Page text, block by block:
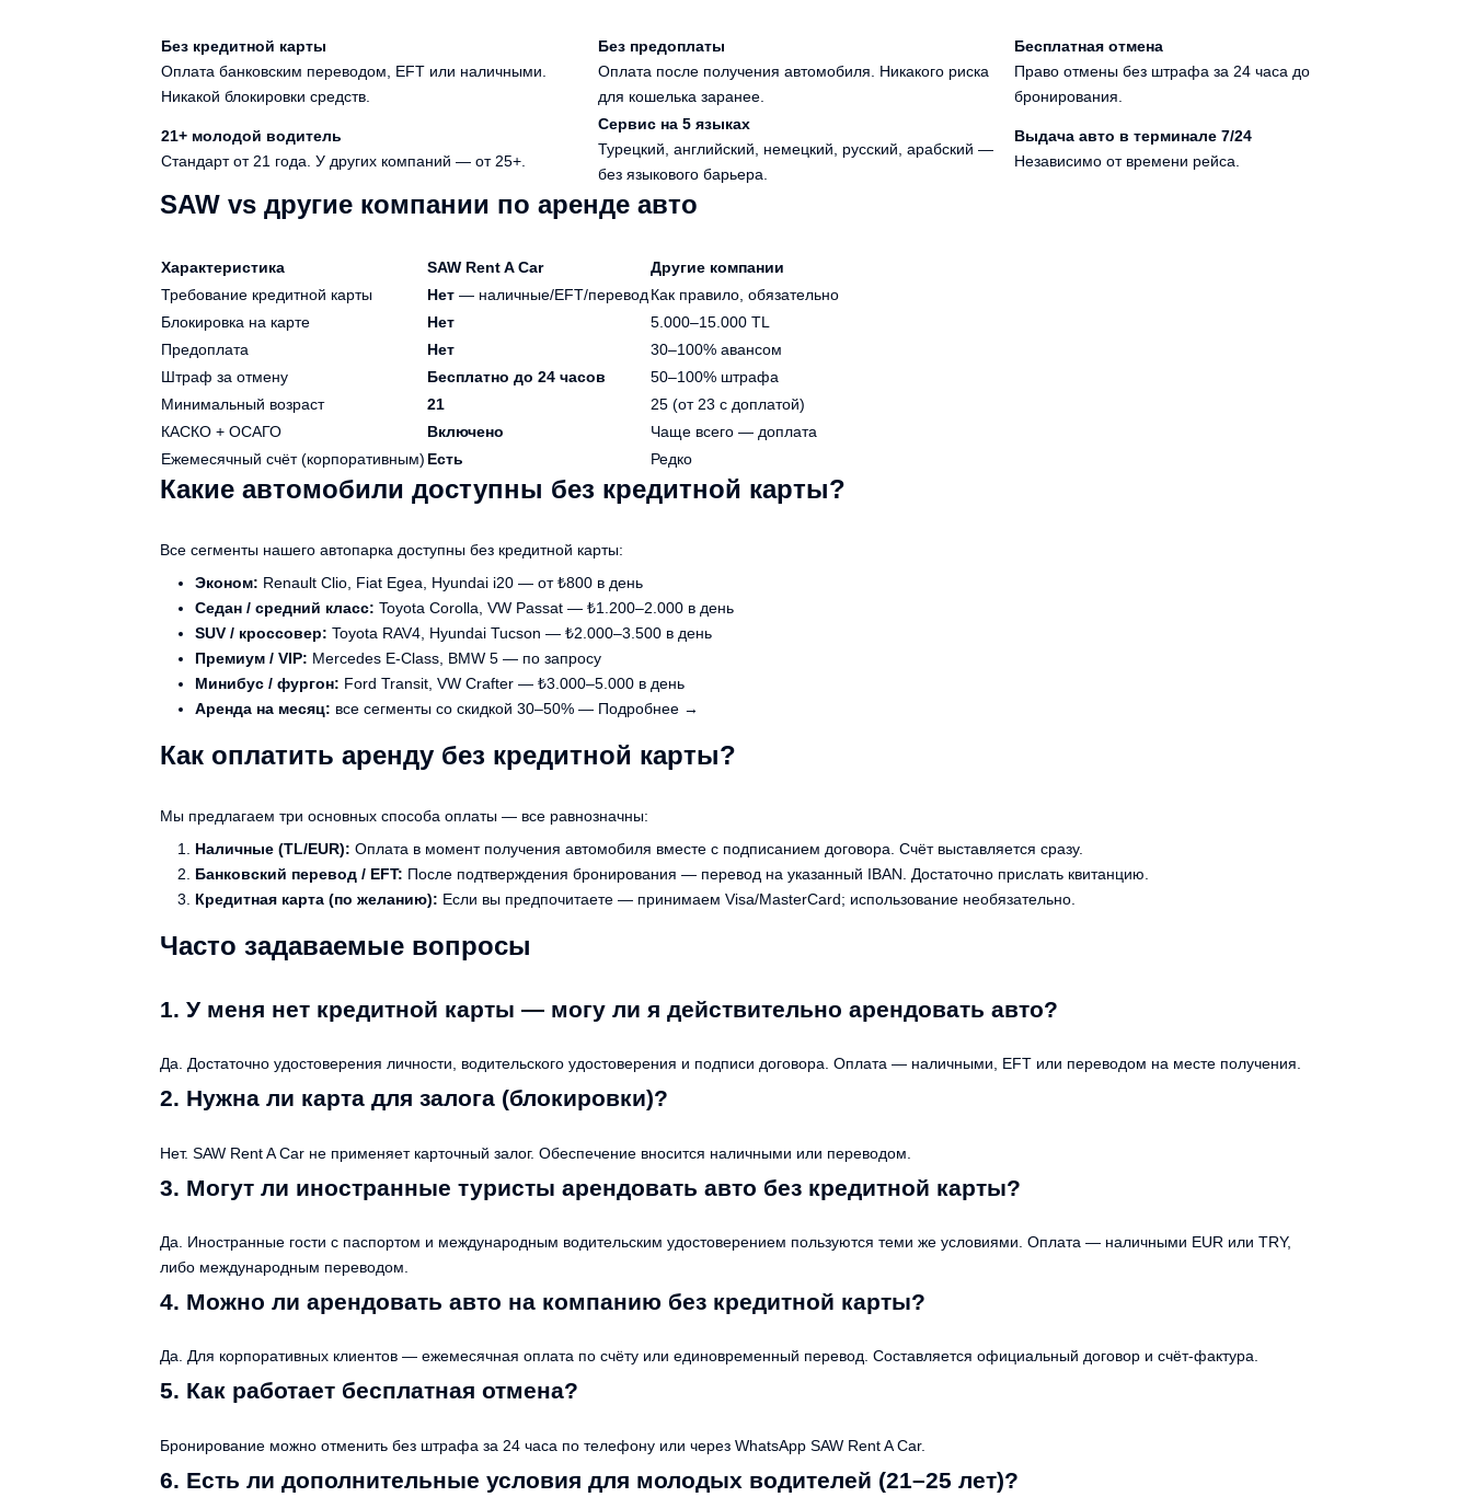
Без кредитной карты
Оплата банковским переводом, EFT или наличными.
Никакой блокировки средств.
Без предоплаты
Оплата после получения автомобиля. Никакого риска
для кошелька заранее.
Бесплатная отмена
Право отмены без штрафа за 24 часа до
бронирования.
21+ молодой водитель
Стандарт от 21 года. У других компаний — от 25+.
Сервис на 5 языках
Турецкий, английский, немецкий, русский, арабский —
без языкового барьера.
Выдача авто в терминале 7/24
Независимо от времени рейса.
SAW vs другие компании по аренде авто
Характеристика SAW Rent A Car
Другие компании
Требование кредитной карты
Нет — наличные/EFT/перевод Как правило, обязательно
Блокировка на карте
Нет
5.000–15.000 TL
Предоплата
Нет
30–100% авансом
Штраф за отмену
Бесплатно до 24 часов
50–100% штрафа
Минимальный возраст
21
25 (от 23 с доплатой)
КАСКО + ОСАГО
Включено
Чаще всего — доплата
Ежемесячный счёт (корпоративным) Есть Редко
Какие автомобили доступны без кредитной карты?
Все сегменты нашего автопарка доступны без кредитной карты:
Эконом: Renault Clio, Fiat Egea, Hyundai i20 — от ₺800 в день
Седан / средний класс: Toyota Corolla, VW Passat — ₺1.200–2.000 в день
SUV / кроссовер: Toyota RAV4, Hyundai Tucson — ₺2.000–3.500 в день
Премиум / VIP: Mercedes E-Class, BMW 5 — по запросу
Минибус / фургон: Ford Transit, VW Crafter — ₺3.000–5.000 в день
Аренда на месяц: все сегменты со скидкой 30–50% — Подробнее →
Как оплатить аренду без кредитной карты?
Мы предлагаем три основных способа оплаты — все равнозначны:
Наличные (TL/EUR): Оплата в момент получения автомобиля вместе с подписанием договора. Счёт выставляется сразу.
Банковский перевод / EFT: После подтверждения бронирования — перевод на указанный IBAN. Достаточно прислать квитанцию.
Кредитная карта (по желанию): Если вы предпочитаете — принимаем Visa/MasterCard; использование необязательно.
Часто задаваемые вопросы
1. У меня нет кредитной карты — могу ли я действительно арендовать авто?
Да. Достаточно удостоверения личности, водительского удостоверения и подписи договора. Оплата — наличными, EFT или переводом на месте получения.
2. Нужна ли карта для залога (блокировки)?
Нет. SAW Rent A Car не применяет карточный залог. Обеспечение вносится наличными или переводом.
3. Могут ли иностранные туристы арендовать авто без кредитной карты?
Да. Иностранные гости с паспортом и международным водительским удостоверением пользуются теми же условиями. Оплата — наличными EUR или TRY,
либо международным переводом.
4. Можно ли арендовать авто на компанию без кредитной карты?
Да. Для корпоративных клиентов — ежемесячная оплата по счёту или единовременный перевод. Составляется официальный договор и счёт-фактура.
5. Как работает бесплатная отмена?
Бронирование можно отменить без штрафа за 24 часа по телефону или через WhatsApp SAW Rent A Car.
6. Есть ли дополнительные условия для молодых водителей (21–25 лет)?